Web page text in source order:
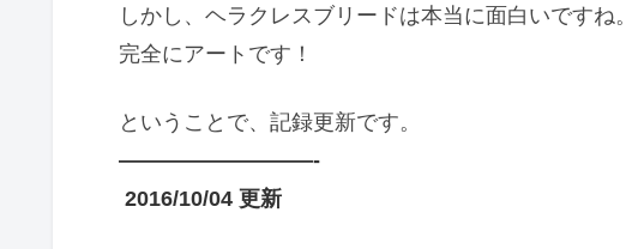
しかし、ヘラクレスブリードは本当に面白いですね。
完全にアートです！
ということで、記録更新です。
—————————-
2016/10/04 更新